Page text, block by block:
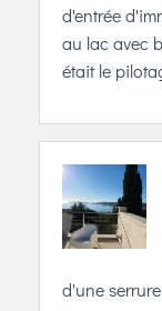
d'entrée
au lac avec
était le
d'une